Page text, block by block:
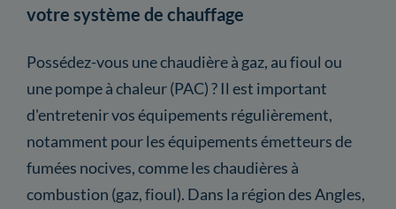
votre système de chauffage
Possédez-vous une chaudière à gaz, au fioul ou
une pompe à chaleur (PAC) ? Il est important
d'entretenir vos équipements régulièrement,
notamment pour les équipements émetteurs de
fumées nocives, comme les chaudières à
combustion (gaz, fioul). Dans la région des Angles,